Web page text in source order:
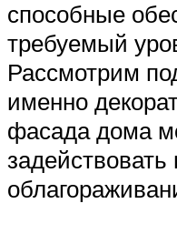
способные
требуемый
Рассмотрим
именно
фасада дома